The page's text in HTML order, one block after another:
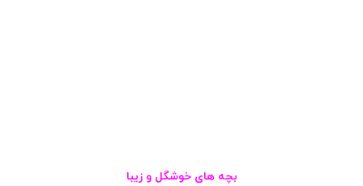
بچه های خوشگل و زیبا